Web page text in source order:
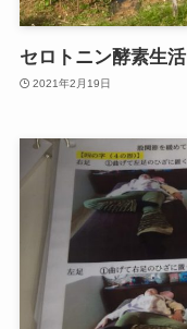
セロトニン酵素生
2021年2月19日